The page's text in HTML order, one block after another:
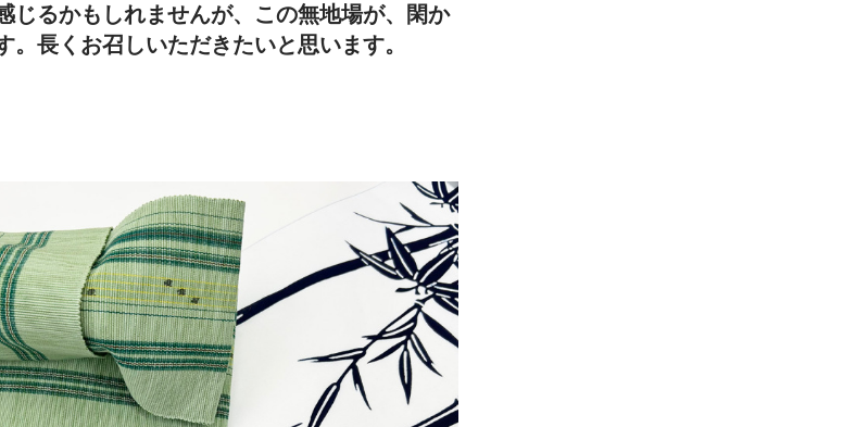
じるかもしれませんが、この無地場が、閑か
長くお召しいただきたいと思います。